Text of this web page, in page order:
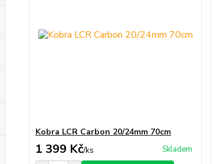
Kobra LCR Carbon 20/24mm 70cm
1 399 Kč/ks Skladem